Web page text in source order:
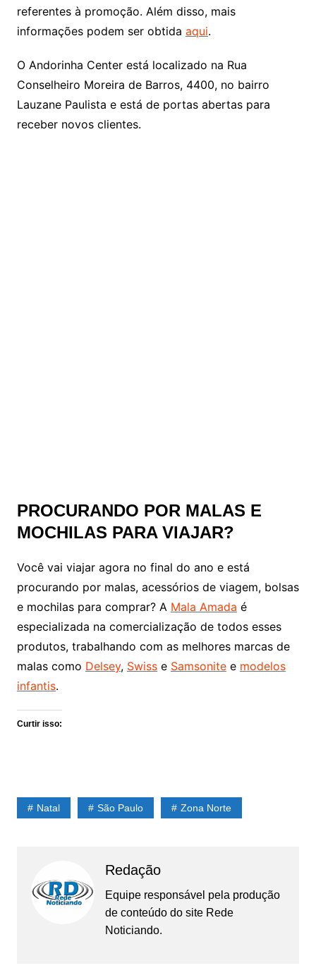
referentes à promoção. Além disso, mais
informações podem ser obtida aqui.
O Andorinha Center está localizado na Rua
Conselheiro Moreira de Barros, 4400, no bairro
Lauzane Paulista e está de portas abertas para
receber novos clientes.
PROCURANDO POR MALAS E
MOCHILAS PARA VIAJAR?
Você vai viajar agora no final do ano e está
procurando por malas, acessórios de viagem, bolsas
e mochilas para comprar? A Mala Amada é
especializada na comercialização de todos esses
produtos, trabalhando com as melhores marcas de
malas como Delsey, Swisse Samsonitee modelos
infantis.
Curtir isso:
Natal São Paulo Zona Norte
Redação
Equipe responsável pela produção
de conteúdo do site Rede
Noticiando.